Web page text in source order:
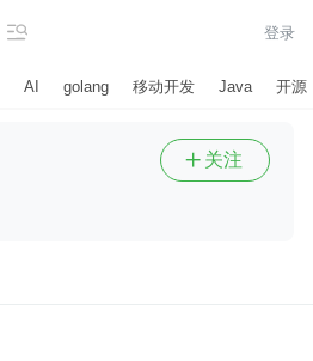
 登录
AI golang 移动开发 Java 开源
 关注